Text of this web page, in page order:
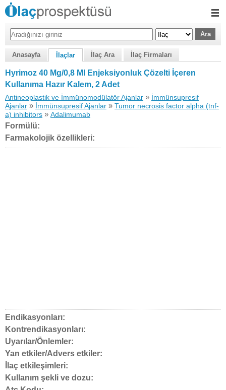
Anasayfa İlaçlar İlaç Ara İlaç Firmaları
Hyrimoz 40 Mg/0,8 Ml Enjeksiyonluk Çözelti İçeren
Kullanıma Hazır Kalem, 2 Adet
Antineoplastik ve İmmünomodülatör Ajanlar » İmmünsupresif
Ajanlar » İmmünsupresif Ajanlar » Tumor necrosis factor alpha (tnf-
a) inhibitors » Adalimumab
Formülü:
Farmakolojik özellikleri:
Endikasyonları:
Kontrendikasyonları:
Uyarılar/Önlemler:
Yan etkiler/Advers etkiler:
İlaç etkileşimleri:
Kullanım şekli ve dozu: